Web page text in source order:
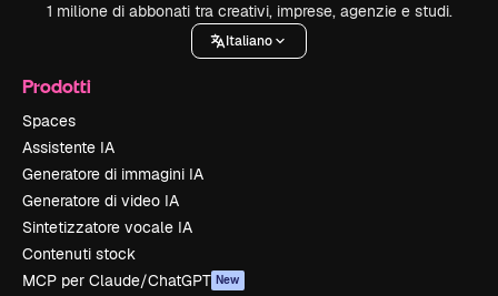
1 milione di abbonati tra creativi, imprese, agenzie e studi.
Italiano
Prodotti
Spaces
Assistente IA
Generatore di immagini IA
Generatore di video IA
Sintetizzatore vocale IA
Contenuti stock
MCP per Claude/ChatGPT New